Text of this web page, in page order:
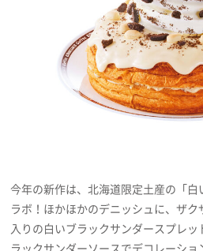
今年の新作は、北海道限定土産の「
ラボ！ほかほかのデニッシュに、ザ
入りの白いブラックサンダースプレ